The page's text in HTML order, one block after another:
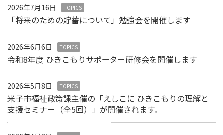
2026年7月16日 TOPICS
「将来のための貯蓄について」勉強会を開催します
2026年6月6日 TOPICS
令和8年度 ひきこもりサポーター研修会を開催します
2026年5月8日 TOPICS
米子市福祉政策課主催の「えしこに ひきこもりの理解と
支援セミナー（全5回）」が開催されます。